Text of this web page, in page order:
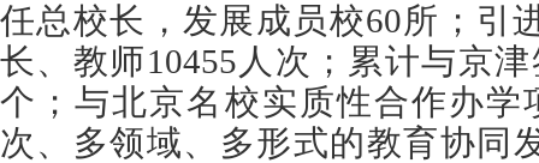
任总校长，发展成员校60所；引
长、教师10455人次；累计与京
个；与北京名校实质性合作办学
次、多领域、多形式的教育协同